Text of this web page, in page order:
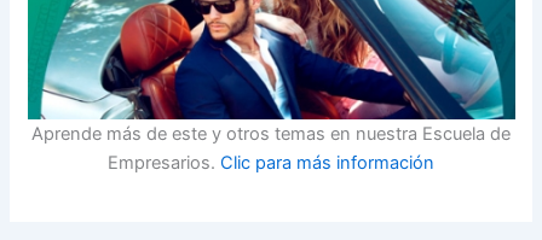
Aprende más de este y otros temas en nuestra Escuela de
Empresarios. Clic para más información